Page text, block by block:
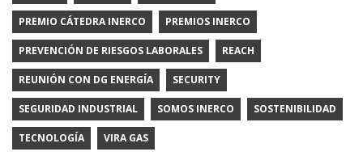
PREMIO CÁTEDRA INERCO PREMIOS INERCO
PREVENCIÓN DE RIESGOS LABORALES REACH
REUNIÓN CON DG ENERGÍA SECURITY
SEGURIDAD INDUSTRIAL SOMOS INERCO SOSTENIBILIDAD
TECNOLOGÍA VIRA GAS